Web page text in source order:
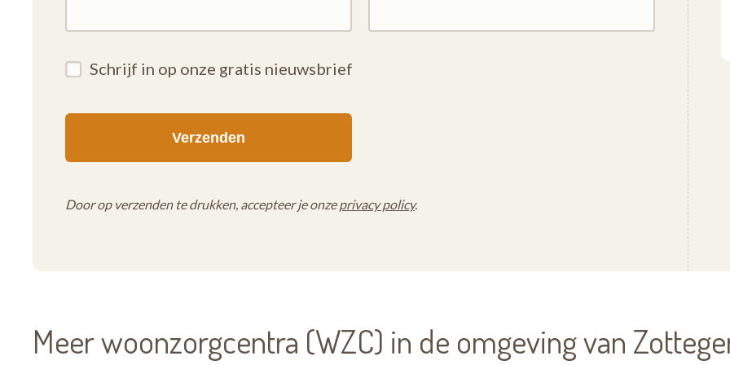
Schrijf in op onze gratis nieuwsbrief
Door op verzenden te drukken, accepteer je onzeprivacy policy.
Meer woonzorgcentra (WZC) in de omgeving van